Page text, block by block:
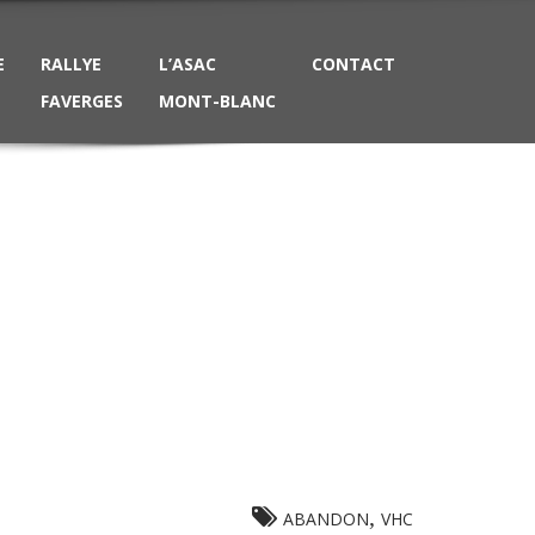
RALLYE
FAVERGES
L’ASAC
MONT-BLANC
CONTACT
ABANDON, VHC